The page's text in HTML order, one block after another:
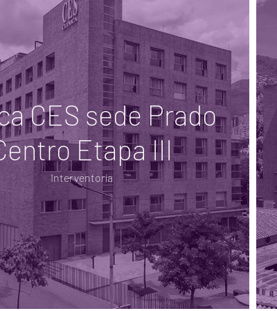
CES sede Prado
Etapa III
Interventoría